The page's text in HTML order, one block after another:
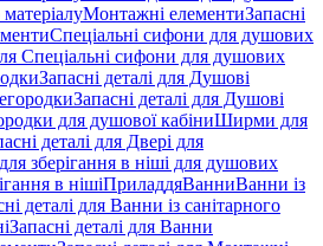
Монтажні елементиЗапасні
Спеціальні сифони для душових
Спеціальні сифони для душових
Запасні деталі для Душові
Запасні деталі для Душові
для душової кабіниШирми для
деталі для Двері для
зберігання в ніші для душових
в нішіПриладдяВанниВанни із
деталі для Ванни із санітарного
Запасні деталі для Ванни